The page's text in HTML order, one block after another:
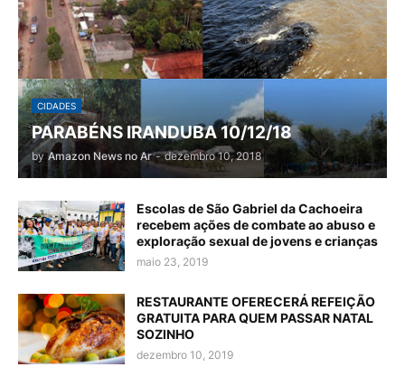
CIDADES
PARABÉNS IRANDUBA 10/12/18
by Amazon News no Ar - dezembro 10, 2018
Escolas de São Gabriel da Cachoeira
recebem ações de combate ao abuso e
exploração sexual de jovens e crianças
maio 23, 2019
RESTAURANTE OFERECERÁ REFEIÇÃO
GRATUITA PARA QUEM PASSAR NATAL
SOZINHO
dezembro 10, 2019